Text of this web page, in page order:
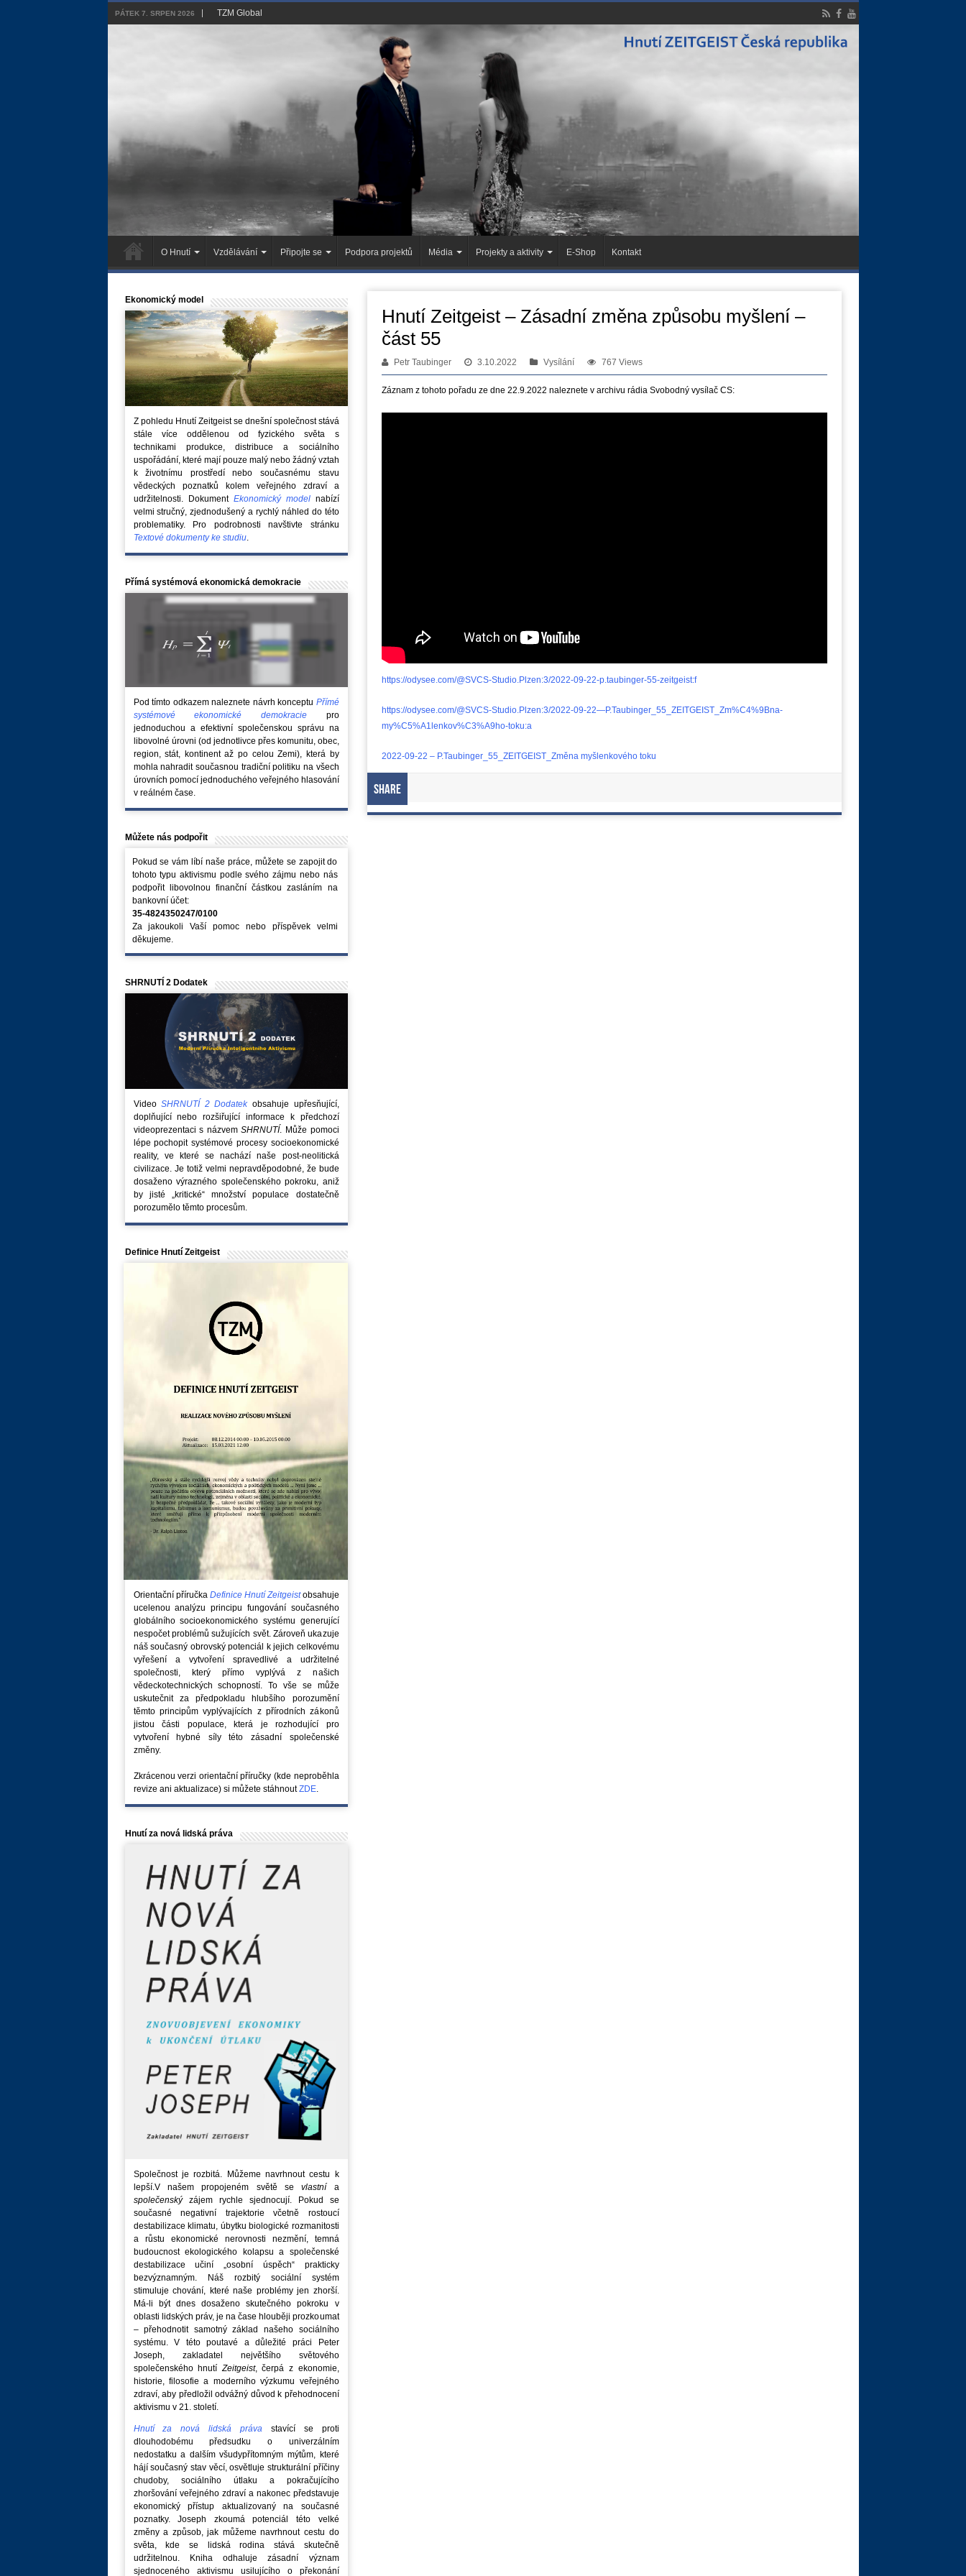
PÁTEK 7. SRPEN 2026 TZM Global
O Hnutí Vzdělávání Připojte se Podpora projektů Média Projekty a aktivity E-Shop Kontakt
Hnutí Zeitgeist – Zásadní změna způsobu myšlení –
část 55
Petr Taubinger 3.10.2022 Vysílání 767 Views
Záznam z tohoto pořadu ze dne 22.9.2022 naleznete v archivu rádia Svobodný vysílač CS:
https://odysee.com/@SVCS-Studio.Plzen:3/2022-09-22-p.taubinger-55-zeitgeist:f
https://odysee.com/@SVCS-Studio.Plzen:3/2022-09-22—P.Taubinger_55_ZEITGEIST_Zm%C4%9Bna-
my%C5%A1lenkov%C3%A9ho-toku:a
2022-09-22 – P.Taubinger_55_ZEITGEIST_Změna myšlenkového toku
Share
Ekonomický model
Z pohledu Hnutí Zeitgeist se dnešní společnost stává
stále více oddělenou od fyzického světa s
technikami produkce, distribuce a sociálního
uspořádání, které mají pouze malý nebo žádný vztah
k životnímu prostředí nebo současnému stavu
vědeckých poznatků kolem veřejného zdraví a
udržitelnosti. Dokument Ekonomický modelnabízí
velmi stručný, zjednodušený a rychlý náhled do této
problematiky. Pro podrobnosti navštivte stránku
Textové dokumenty ke studiu.
Přímá systémová ekonomická demokracie
Pod tímto odkazem naleznete návrh konceptu Přímé
systémové ekonomické demokracie pro
jednoduchou a efektivní společenskou správu na
libovolné úrovni (od jednotlivce přes komunitu, obec,
region, stát, kontinent až po celou Zemi), která by
mohla nahradit současnou tradiční politiku na všech
úrovních pomocí jednoduchého veřejného hlasování
v reálném čase.
Můžete nás podpořit
Pokud se vám líbí naše práce, můžete se zapojit do
tohoto typu aktivismu podle svého zájmu nebo nás
podpořit libovolnou finanční částkou zasláním na
bankovní účet:
35-4824350247/0100
Za jakoukoli Vaší pomoc nebo příspěvek velmi
děkujeme.
SHRNUTÍ 2 Dodatek
VideoSHRNUTÍ 2 Dodatekobsahuje upřesňující,
doplňující nebo rozšiřující informace k předchozí
videoprezentaci s názvemSHRNUTÍ. Může pomoci
lépe pochopit systémové procesy socioekonomické
reality, ve které se nachází naše post-neolitická
civilizace. Je totiž velmi nepravděpodobné, že bude
dosaženo výrazného společenského pokroku, aniž
by jisté „kritické“ množství populace dostatečně
porozumělo těmto procesům.
Definice Hnutí Zeitgeist
Orientační příručka Definice Hnutí Zeitgeistobsahuje
ucelenou analýzu principu fungování současného
globálního socioekonomického systému generující
nespočet problémů sužujících svět. Zároveň ukazuje
náš současný obrovský potenciál k jejich celkovému
vyřešení a vytvoření spravedlivé a udržitelné
společnosti, který přímo vyplývá z našich
vědeckotechnických schopností. To vše se může
uskutečnit za předpokladu hlubšího porozumění
těmto principům vyplývajících z přírodních zákonů
jistou části populace, která je rozhodující pro
vytvoření hybné síly této zásadní společenské
změny.
Zkrácenou verzi orientační příručky (kde neproběhla
revize ani aktualizace) si můžete stáhnoutZDE.
Hnutí za nová lidská práva
Společnost je rozbitá. Můžeme navrhnout cestu k
lepší.V našem propojeném světě sevlastnía
společenskýzájem rychle sjednocují. Pokud se
současné negativní trajektorie včetně rostoucí
destabilizace klimatu, úbytku biologické rozmanitosti
a růstu ekonomické nerovnosti nezmění, temná
budoucnost ekologického kolapsu a společenské
destabilizace učiní „osobní úspěch“ prakticky
bezvýznamným. Náš rozbitý sociální systém
stimuluje chování, které naše problémy jen zhorší.
Má-li být dnes dosaženo skutečného pokroku v
oblasti lidských práv, je na čase hlouběji prozkoumat
– přehodnotit samotný základ našeho sociálního
systému. V této poutavé a důležité práci Peter
Joseph, zakladatel největšího světového
společenského hnutí Zeitgeist, čerpá z ekonomie,
historie, filosofie a moderního výzkumu veřejného
zdraví, aby předložil odvážný důvod k přehodnocení
aktivismu v 21. století.
Hnutí za nová lidská práva stavící se proti
dlouhodobému předsudku o univerzálním
nedostatku a dalším všudypřítomným mýtům, které
hájí současný stav věcí, osvětluje strukturální příčiny
chudoby, sociálního útlaku a pokračujícího
zhoršování veřejného zdraví a nakonec představuje
ekonomický přístup aktualizovaný na současné
poznatky. Joseph zkoumá potenciál této velké
změny a způsob, jak můžeme navrhnout cestu do
světa, kde se lidská rodina stává skutečně
udržitelnou. Kniha odhaluje zásadní význam
sjednoceného aktivismu usilujícího o překonání